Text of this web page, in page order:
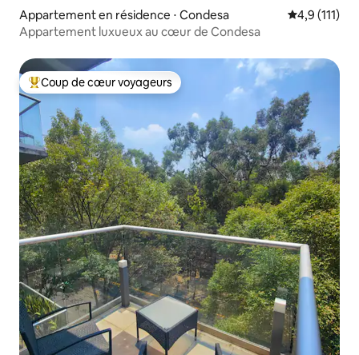
Appartement en résidence ⋅ Condesa Évaluation
4,9 (111)
Appartement luxueux au cœur de Condesa
Coups de cœur voyageurs les plus appréciés
Coup de cœur voyageurs